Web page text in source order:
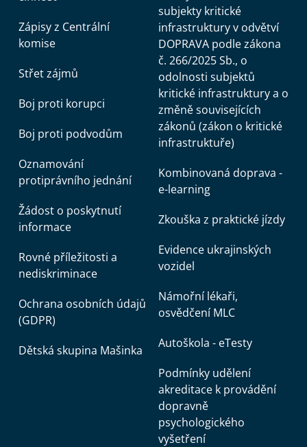
Zápisy z Centrální
komise
Střet zájmů
Boj proti korupci
Boj proti podvodům
Oznamování
protiprávního jednání
Žádost o poskytnutí
informace
Rovné příležitosti a
nediskriminace
Ochrana osobních údajů
(GDPR)
Dětská skupina Mašinka
subjekty kritické
infrastruktury v odvětví
DOPRAVA podle zákona
č. 266/2025 Sb., o
odolnosti subjektů
kritické infrastruktury a o
změně souvisejících
zákonů (zákon o kritické
infrastruktuře)
Kombinovaná doprava -
e-learning
Zkouška z praktické jízdy
Evidence ukrajinských
vozidel
Námořní lékaři,
osvědčení MLC
Autoškola - eTesty
Podmínky udělení
akreditace k provádění
dopravně
psychologického
vyšetření